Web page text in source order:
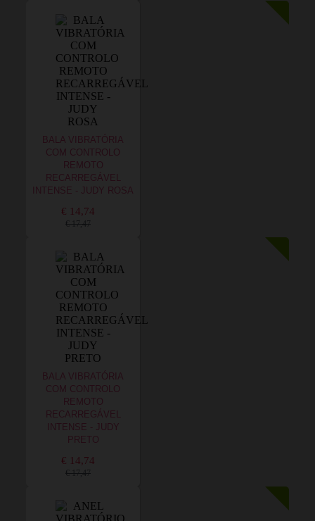
BALA VIBRATÓRIA
COM CONTROLO
REMOTO
RECARREGÁVEL
INTENSE - JUDY ROSA
€ 14,74
€ 17,47
BALA VIBRATÓRIA
COM CONTROLO
REMOTO
RECARREGÁVEL
INTENSE - JUDY
PRETO
€ 14,74
€ 17,47